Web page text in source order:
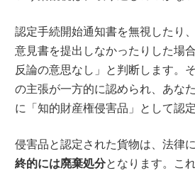
認定手続開始通知書を無視したり
意見書を提出しなかったりした場
反論の意思なし」と判断します。
の主張が一方的に認められ、あな
に「知的財産権侵害品」として認
侵害品と認定された貨物は、法律
終的には廃棄処分となります。こ